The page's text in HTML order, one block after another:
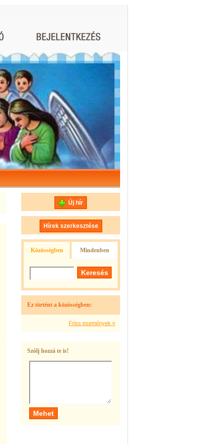
Új hír
Hírek szerkesztése
Közösségben Mindenben
Ez történt a közösségben:
Friss események »
Szólj hozzá te is!